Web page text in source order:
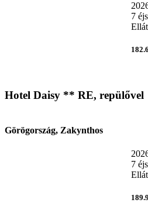
7
Hotel Daisy ** RE, repülővel
Görögország, Zakynthos
7